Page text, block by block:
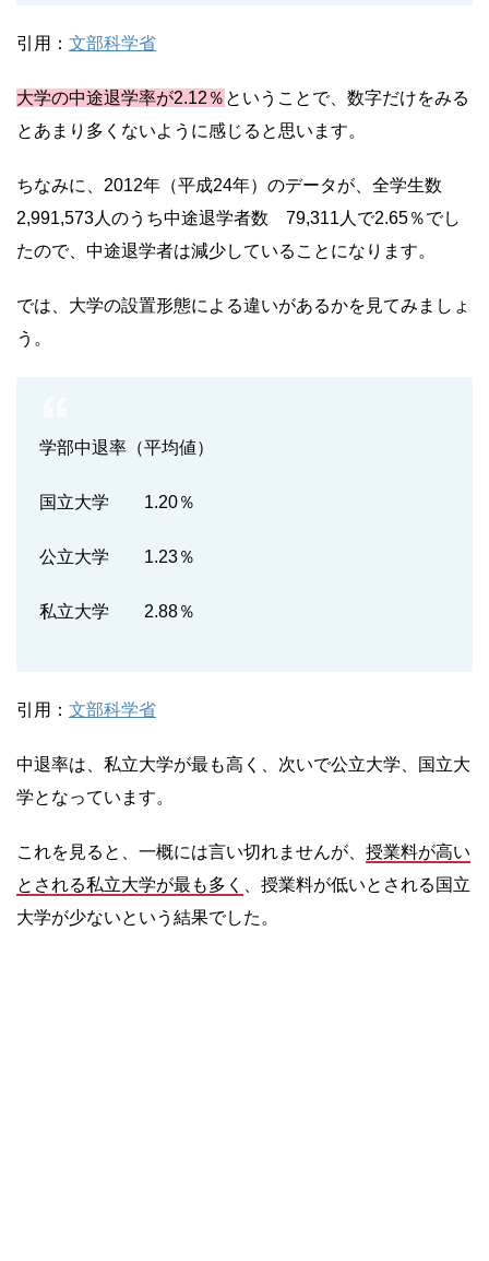
引用： 文部科学省
大学の中途退学率が2.12％ ということで、数字だけをみる
とあまり多くないように感じると思います。
ちなみに、2012年（平成24年）のデータが、全学生数
2,991,573人のうち中途退学者数 79,311人で2.65％でし
たので、中途退学者は減少していることになります。
では、大学の設置形態による違いがあるかを見てみましょ
う。
学部中退率（平均値）
国立大学 1.20％
公立大学 1.23％
私立大学 2.88％
引用： 文部科学省
中退率は、私立大学が最も高く、次いで公立大学、国立大
学となっています。
これを見ると、一概には言い切れませんが、 授業料が高い
とされる私立大学が最も多く
、授業料が低いとされる国立
大学が少ないという結果でした。